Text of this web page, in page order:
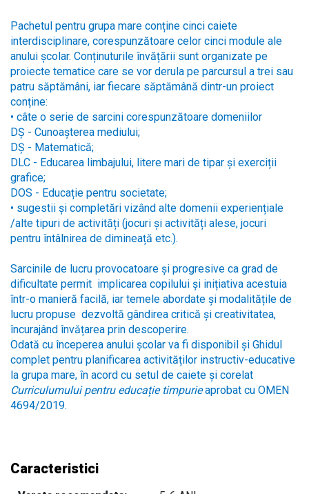
Pachetul pentru grupa mare conține cinci caiete
interdisciplinare, corespunzătoare celor cinci module ale
anului școlar. Conținuturile învățării sunt organizate pe
proiecte tematice care se vor derula pe parcursul a trei sau
patru săptămâni, iar fiecare săptămână dintr-un proiect
conține:
• câte o serie de sarcini corespunzătoare domeniilor
DȘ - Cunoașterea mediului;
DȘ - Matematică;
DLC - Educarea limbajului, litere mari de tipar și exerciții
grafice;
DOS - Educație pentru societate;
• sugestii și completări vizând alte domenii experiențiale
/alte tipuri de activități (jocuri și activități alese, jocuri
pentru întâlnirea de dimineață etc.).
Sarcinile de lucru provocatoare și progresive ca grad de
dificultate permit implicarea copilului și inițiativa acestuia
într-o manieră facilă, iar temele abordate și modalitățile de
lucru propuse dezvoltă gândirea critică și creativitatea,
încurajând învățarea prin descoperire.
Odată cu începerea anului școlar va fi disponibil și Ghidul
complet pentru planificarea activităților instructiv-educative
la grupa mare, în acord cu setul de caiete și corelat
Curriculumului pentru educație timpurieaprobat cu OMEN
4694/2019.
Caracteristici